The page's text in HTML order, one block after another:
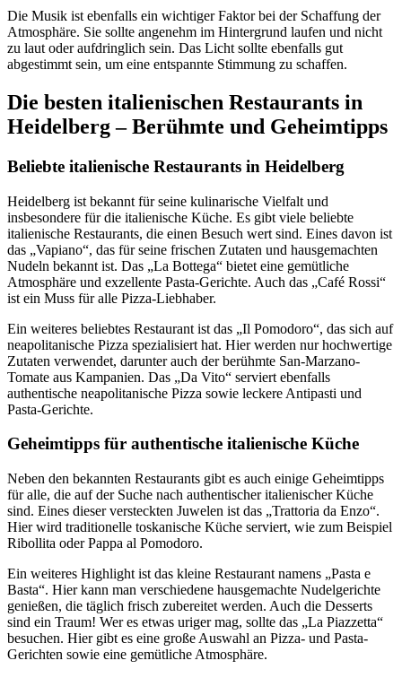
Die Musik ist ebenfalls ein wichtiger Faktor bei der Schaffung der
Atmosphäre. Sie sollte angenehm im Hintergrund laufen und nicht
zu laut oder aufdringlich sein. Das Licht sollte ebenfalls gut
abgestimmt sein, um eine entspannte Stimmung zu schaffen.
Die besten italienischen Restaurants in
Heidelberg – Berühmte und Geheimtipps
Beliebte italienische Restaurants in Heidelberg
Heidelberg ist bekannt für seine kulinarische Vielfalt und
insbesondere für die italienische Küche. Es gibt viele beliebte
italienische Restaurants, die einen Besuch wert sind. Eines davon ist
das „Vapiano“, das für seine frischen Zutaten und hausgemachten
Nudeln bekannt ist. Das „La Bottega“ bietet eine gemütliche
Atmosphäre und exzellente Pasta-Gerichte. Auch das „Café Rossi“
ist ein Muss für alle Pizza-Liebhaber.
Ein weiteres beliebtes Restaurant ist das „Il Pomodoro“, das sich auf
neapolitanische Pizza spezialisiert hat. Hier werden nur hochwertige
Zutaten verwendet, darunter auch der berühmte San-Marzano-
Tomate aus Kampanien. Das „Da Vito“ serviert ebenfalls
authentische neapolitanische Pizza sowie leckere Antipasti und
Pasta-Gerichte.
Geheimtipps für authentische italienische Küche
Neben den bekannten Restaurants gibt es auch einige Geheimtipps
für alle, die auf der Suche nach authentischer italienischer Küche
sind. Eines dieser versteckten Juwelen ist das „Trattoria da Enzo“.
Hier wird traditionelle toskanische Küche serviert, wie zum Beispiel
Ribollita oder Pappa al Pomodoro.
Ein weiteres Highlight ist das kleine Restaurant namens „Pasta e
Basta“. Hier kann man verschiedene hausgemachte Nudelgerichte
genießen, die täglich frisch zubereitet werden. Auch die Desserts
sind ein Traum! Wer es etwas uriger mag, sollte das „La Piazzetta“
besuchen. Hier gibt es eine große Auswahl an Pizza- und Pasta-
Gerichten sowie eine gemütliche Atmosphäre.